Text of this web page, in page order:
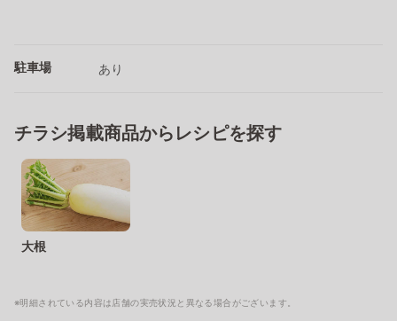
駐車場 あり
チラシ掲載商品からレシピを探す
大根
※明細されている内容は店舗の実売状況と異なる場合がございます。